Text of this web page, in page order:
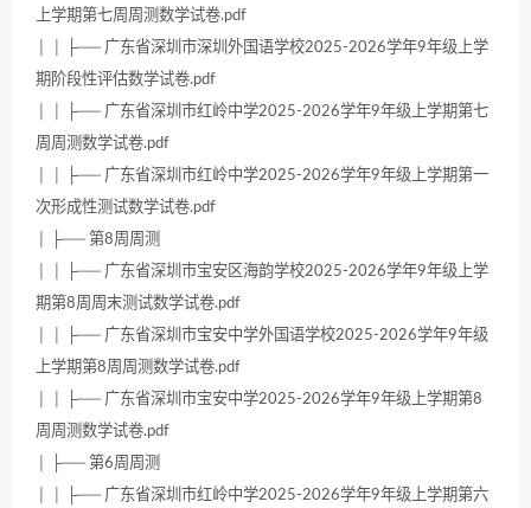
上学期第七周周测数学试卷.pdf
│ │ ├── 广东省深圳市深圳外国语学校2025-2026学年9年级上学
期阶段性评估数学试卷.pdf
│ │ ├── 广东省深圳市红岭中学2025-2026学年9年级上学期第七
周周测数学试卷.pdf
│ │ ├── 广东省深圳市红岭中学2025-2026学年9年级上学期第一
次形成性测试数学试卷.pdf
│ ├── 第8周周测
│ │ ├── 广东省深圳市宝安区海韵学校2025-2026学年9年级上学
期第8周周末测试数学试卷.pdf
│ │ ├── 广东省深圳市宝安中学外国语学校2025-2026学年9年级
上学期第8周周测数学试卷.pdf
│ │ ├── 广东省深圳市宝安中学2025-2026学年9年级上学期第8
周周测数学试卷.pdf
│ ├── 第6周周测
│ │ ├── 广东省深圳市红岭中学2025-2026学年9年级上学期第六